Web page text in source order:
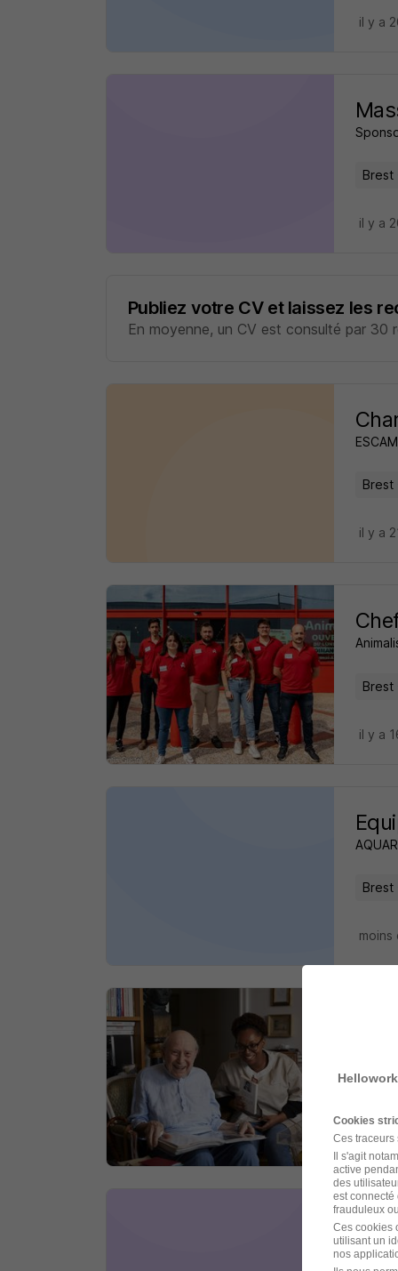
il y a
Brest
il y a
Publiez votre CV et laissez les
En moyenne, un CV est consulté par 30
Brest
il y a
Brest
il y a
Brest
moins
moins
Cookies
Ces traceurs
Il s'agit
active
des
est connecté
frauduleux
Ces cookies
utilisant un
nos